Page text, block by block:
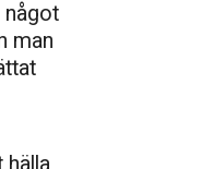
något
man
hälla